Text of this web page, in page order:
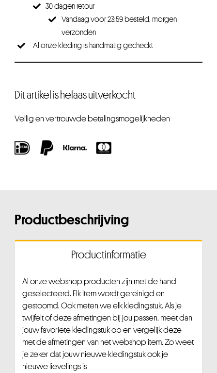
30 dagen retour
Vandaag voor 23:59 besteld, morgen
verzonden
Al onze kleding is handmatig gecheckt
Dit artikel is helaas uitverkocht
Veilig en vertrouwde betalingsmogelijkheden
Productbeschrijving
Productinformatie
Al onze webshop producten zijn met de hand
geselecteerd. Elk item wordt gereinigd en
gestoomd. Ook meten we elk kledingstuk. Als je
twijfelt of deze afmetingen bij jou passen, meet dan
jouw favoriete kledingstuk op en vergelijk deze
met de afmetingen van het webshop item. Zo weet
je zeker dat jouw nieuwe kledingstuk ook je
nieuwe lievelings is